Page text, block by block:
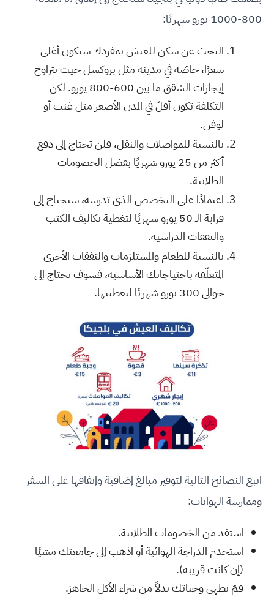
800-1000 يورو شهريًا:
البحث عن سكن للعيش بمفردك سيكون أغلى
سعرًا، خاصّة في مدينة مثل بروكسل حيث تتراوح
إيجارات الشقق ما بين 600-800 يورو. لكن
التكلفة تكون أقلّ في المدن الأصغر مثل غنت أو
لوفن.
بالنسبة للمواصلات والنقل، فلن تحتاج إلى دفع
أكثر من 25 يورو شهريًا بفضل الخصومات
الطلابية.
اعتمادًا على التخصص الذي تدرسه، ستحتاج إلى
قرابة الـ 50 يورو شهريًا لتغطية تكاليف الكتب
والنفقات الدراسية.
بالنسبة للطعام والمستلزمات والنفقات الأخرى
المتعلّقة باحتياجاتك الأساسية، فسوف تحتاج إلى
حوالي 300 يورو شهريًا لتغطيتها.
اتبع النصائح التالية لتوفير مبالغ إضافية وإنفاقها على السفر
وممارسة الهوايات:
استفد من الخصومات الطلابية.
استخدم الدراجة الهوائية أو اذهب إلى جامعتك مشيًا
(إن كانت قريبة).
قمّ بطهي وجباتك بدلاً من شراء الأكل الجاهز.